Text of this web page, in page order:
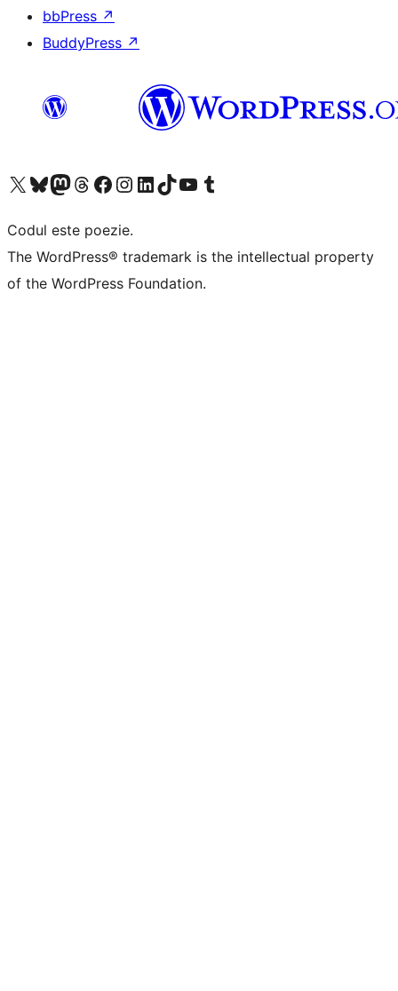
bbPress ↗
BuddyPress ↗
Mergi la contul nostru X (fost Twitter)
Vizitează contul nostru Bluesky
Vizitează contul nostru Mastodon
Vizitează contul nostru Threads
Vizitează pagina noastră Facebook
Vizitează-ne pe Instagram
Vizitează-ne pe LinkedIn
Vizitează contul nostru TikTok
Vizitează canalul nostru YouTube
Vizitează contul nostru Tumblr
Codul este poezie.
The WordPress® trademark is the intellectual property
of the WordPress Foundation.